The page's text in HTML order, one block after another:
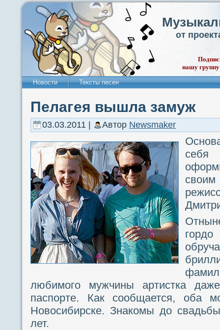
от
нашу
Новости Тексты песен
Пелагея вышла замуж
03.03.2011 | Автор Newsmaker
любимого мужчины артистка
паспорте. Как сообщается, оба
Новосибирске. Знакомы до
лет.